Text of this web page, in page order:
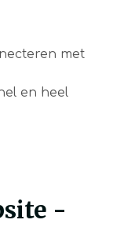
met
en heel
-